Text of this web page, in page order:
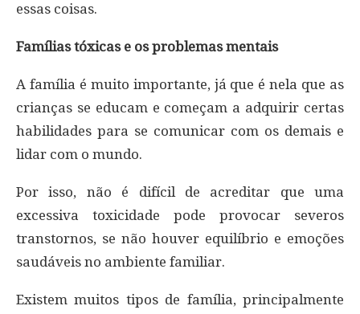
essas coisas.
Famílias tóxicas e os problemas mentais
A família é muito importante, já que é nela que as
crianças se educam e começam a adquirir certas
habilidades para se comunicar com os demais e
lidar com o mundo.
Por isso, não é difícil de acreditar que uma
excessiva toxicidade pode provocar severos
transtornos, se não houver equilíbrio e emoções
saudáveis no ambiente familiar.
Existem muitos tipos de família, principalmente